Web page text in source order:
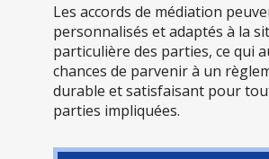
Les accords de médiation
personnalisés et adaptés à la
particulière des parties, ce qui
chances de parvenir à un
durable et satisfaisant pour
parties impliquées.